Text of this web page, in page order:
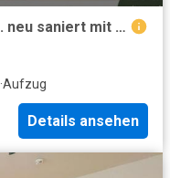
helle barrierefreie 3 Raum Whg. neu saniert mit Balkonen
·Aufzug
Details ansehen